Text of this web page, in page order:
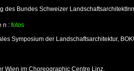
des Bundes Schweizer
n : fotos
Symposium der Landschaftsarchitektur,
Wien im Choreographic Centre Linz,